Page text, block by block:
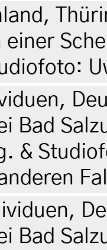
einer
Bad
&
Bad